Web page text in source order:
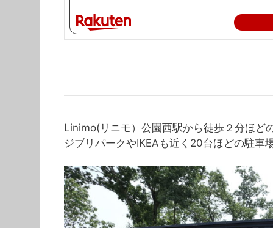
Linimo(リニモ）公園西駅から徒歩２分ほど
ジブリパークやIKEAも近く20台ほどの駐車